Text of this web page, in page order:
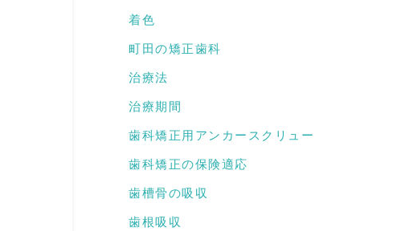
着色
町田の矯正歯科
治療法
治療期間
歯科矯正用アンカースクリュー
歯科矯正の保険適応
歯槽骨の吸収
歯根吸収